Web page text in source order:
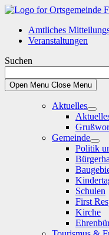
Skip
contentAmtliches
Veranstaltungen
Suchen
Open Menu Close Menu
Aktuelles
sub
Gemeinde
sub
Politik
Schulen
First
Kirche